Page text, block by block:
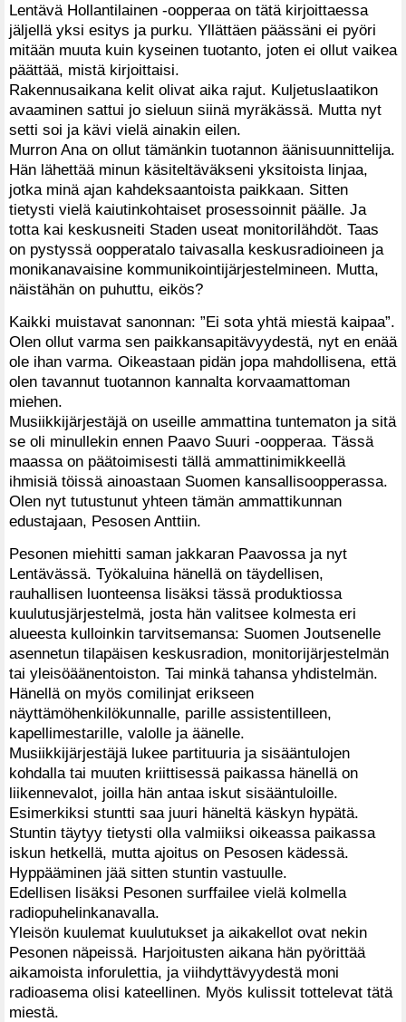
Lentävä Hollantilainen -oopperaa on tätä kirjoittaessa
jäljellä yksi esitys ja purku. Yllättäen päässäni ei pyöri
mitään muuta kuin kyseinen tuotanto, joten ei ollut vaikea
päättää, mistä kirjoittaisi.
Rakennusaikana kelit olivat aika rajut. Kuljetuslaatikon
avaaminen sattui jo sieluun siinä myräkässä. Mutta nyt
setti soi ja kävi vielä ainakin eilen.
Murron Ana on ollut tämänkin tuotannon äänisuunnittelija.
Hän lähettää minun käsiteltäväkseni yksitoista linjaa,
jotka minä ajan kahdeksaantoista paikkaan. Sitten
tietysti vielä kaiutinkohtaiset prosessoinnit päälle. Ja
totta kai keskusneiti Staden useat monitorilähdöt. Taas
on pystyssä oopperatalo taivasalla keskusradioineen ja
monikanavaisine kommunikointijärjestelmineen. Mutta,
näistähän on puhuttu, eikös?
Kaikki muistavat sanonnan: ”Ei sota yhtä miestä kaipaa”.
Olen ollut varma sen paikkansapitävyydestä, nyt en enää
ole ihan varma. Oikeastaan pidän jopa mahdollisena, että
olen tavannut tuotannon kannalta korvaamattoman
miehen.
Musiikkijärjestäjä on useille ammattina tuntematon ja sitä
se oli minullekin ennen Paavo Suuri -oopperaa. Tässä
maassa on päätoimisesti tällä ammattinimikkeellä
ihmisiä töissä ainoastaan Suomen kansallisoopperassa.
Olen nyt tutustunut yhteen tämän ammattikunnan
edustajaan, Pesosen Anttiin.
Pesonen miehitti saman jakkaran Paavossa ja nyt
Lentävässä. Työkaluina hänellä on täydellisen,
rauhallisen luonteensa lisäksi tässä produktiossa
kuulutusjärjestelmä, josta hän valitsee kolmesta eri
alueesta kulloinkin tarvitsemansa: Suomen Joutsenelle
asennetun tilapäisen keskusradion, monitorijärjestelmän
tai yleisöäänentoiston. Tai minkä tahansa yhdistelmän.
Hänellä on myös comilinjat erikseen
näyttämöhenkilökunnalle, parille assistentilleen,
kapellimestarille, valolle ja äänelle.
Musiikkijärjestäjä lukee partituuria ja sisääntulojen
kohdalla tai muuten kriittisessä paikassa hänellä on
liikennevalot, joilla hän antaa iskut sisääntuloille.
Esimerkiksi stuntti saa juuri häneltä käskyn hypätä.
Stuntin täytyy tietysti olla valmiiksi oikeassa paikassa
iskun hetkellä, mutta ajoitus on Pesosen kädessä.
Hyppääminen jää sitten stuntin vastuulle.
Edellisen lisäksi Pesonen surffailee vielä kolmella
radiopuhelinkanavalla.
Yleisön kuulemat kuulutukset ja aikakellot ovat nekin
Pesonen näpeissä. Harjoitusten aikana hän pyörittää
aikamoista inforulettia, ja viihdyttävyydestä moni
radioasema olisi kateellinen. Myös kulissit tottelevat tätä
miestä.